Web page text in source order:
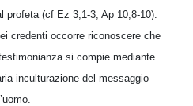
profeta (cf Ez 3,1-3; Ap 10,8-10).
credenti occorre riconoscere che
si compie mediante
inculturazione del messaggio